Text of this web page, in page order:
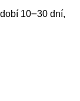
10౼30 dní,